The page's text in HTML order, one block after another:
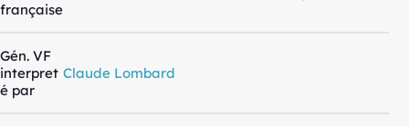
française
Gén. VF
interpret
é par
Claude Lombard